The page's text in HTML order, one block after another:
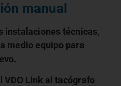
manual
instalaciones técnicas,
medio equipo para
VDO Link al tacógrafo